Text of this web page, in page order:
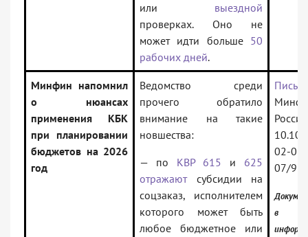
или выездной
проверках. Оно не
может идти больше 50
рабочих дней.
Минфин напомнил
о нюансах
применения КБК
при планировании
бюджетов на 2026
год
Ведомство среди
прочего обратило
внимание на такие
новшества:
— по КВР 615 и 625
отражаютсубсидии на
соцзаказ, исполнителем
которого может быть
любое бюджетное или
02-05-
07/
в